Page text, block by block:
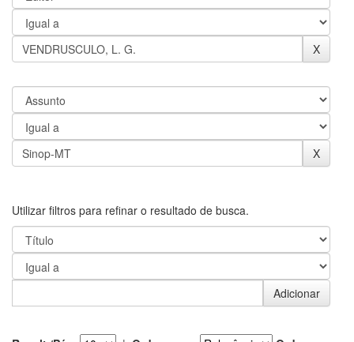
Utilizar filtros para refinar o resultado de busca.